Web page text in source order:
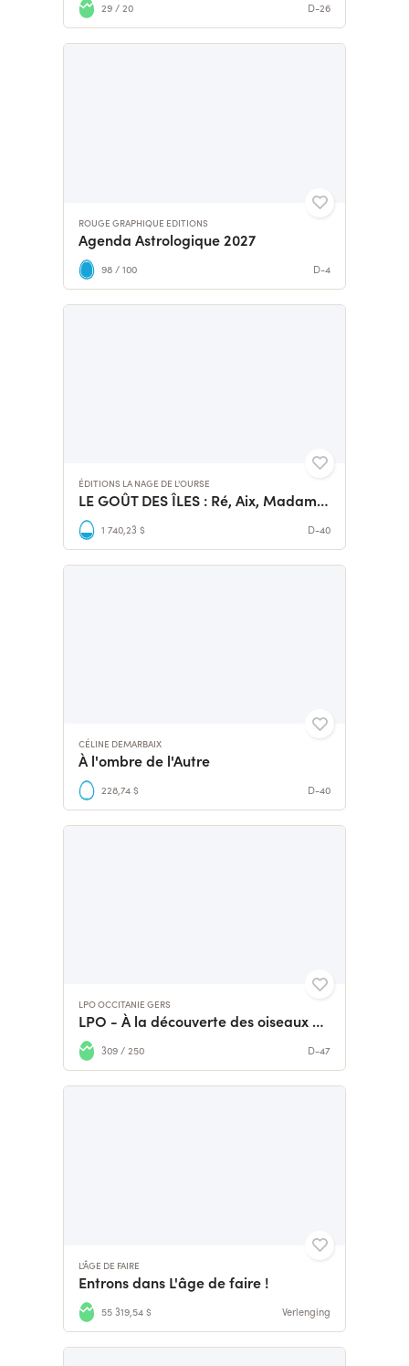
29 / 20 D-26
ROUGE GRAPHIQUE EDITIONS
Agenda Astrologique 2027
98 / 100 D-4
ÉDITIONS LA NAGE DE L'OURSE
LE GOÛT DES ÎLES : Ré, Aix, Madame, Oléron
1 740,23 $ D-40
CÉLINE DEMARBAIX
À l'ombre de l'Autre
228,74 $ D-40
LPO OCCITANIE GERS
LPO - À la découverte des oiseaux du Gers
309 / 250 D-47
L'ÂGE DE FAIRE
Entrons dans L'âge de faire !
55 319,54 $ Verlenging